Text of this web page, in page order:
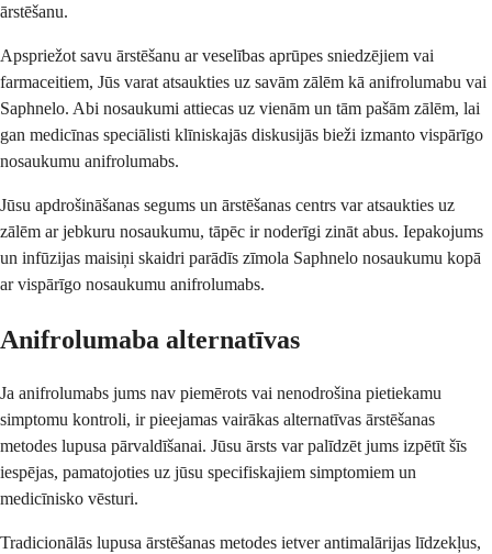
ārstēšanu.
Apspriežot savu ārstēšanu ar veselības aprūpes sniedzējiem vai
farmaceitiem, Jūs varat atsaukties uz savām zālēm kā anifrolumabu vai
Saphnelo. Abi nosaukumi attiecas uz vienām un tām pašām zālēm, lai
gan medicīnas speciālisti klīniskajās diskusijās bieži izmanto vispārīgo
nosaukumu anifrolumabs.
Jūsu apdrošināšanas segums un ārstēšanas centrs var atsaukties uz
zālēm ar jebkuru nosaukumu, tāpēc ir noderīgi zināt abus. Iepakojums
un infūzijas maisiņi skaidri parādīs zīmola Saphnelo nosaukumu kopā
ar vispārīgo nosaukumu anifrolumabs.
Anifrolumaba alternatīvas
Ja anifrolumabs jums nav piemērots vai nenodrošina pietiekamu
simptomu kontroli, ir pieejamas vairākas alternatīvas ārstēšanas
metodes lupusa pārvaldīšanai. Jūsu ārsts var palīdzēt jums izpētīt šīs
iespējas, pamatojoties uz jūsu specifiskajiem simptomiem un
medicīnisko vēsturi.
Tradicionālās lupusa ārstēšanas metodes ietver antimalārijas līdzekļus,